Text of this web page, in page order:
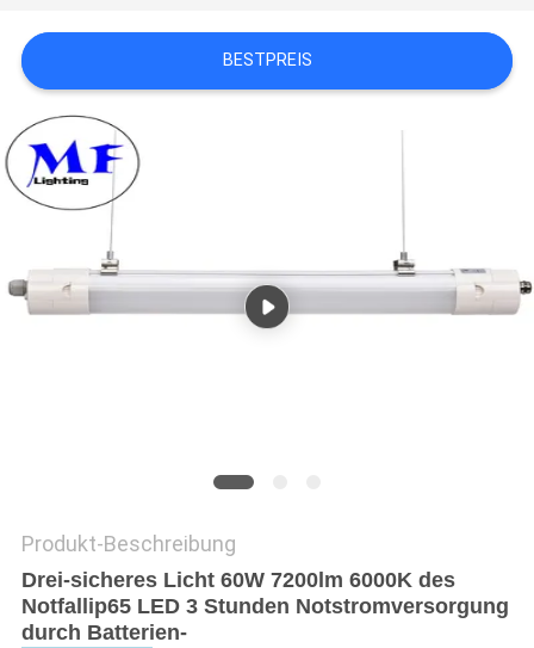
SIE EIN
ZITAT
SITEMAP
PRIVACY
POLICY
BESTPREIS
Produkt-Beschreibung
Drei-sicheres Licht 60W 7200lm 6000K des
Notfallip65 LED 3 Stunden Notstromversorgung
durch Batterien-